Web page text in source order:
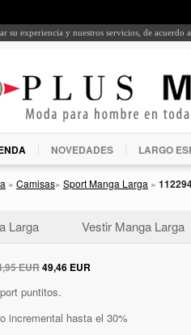
su experiencia y nuestros servicios, de
NOVEDADES LARGO
» Camisas» Sport Manga Larga »
Larga Vestir Manga Larga
EUR49,46 EUR
puntitos.
incremental hasta el 30%